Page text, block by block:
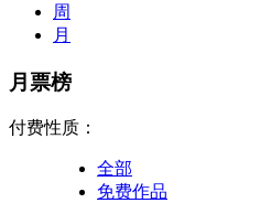
周
月
月票榜
付费性质：
全部
免费作品